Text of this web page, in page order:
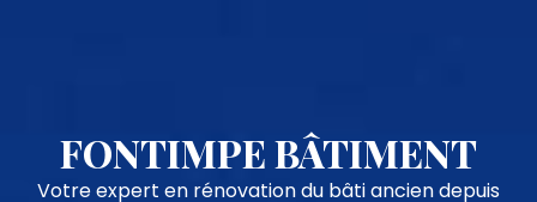
FONTIMPE BÂTIMENT
Votre expert en rénovation du bâti ancien depuis